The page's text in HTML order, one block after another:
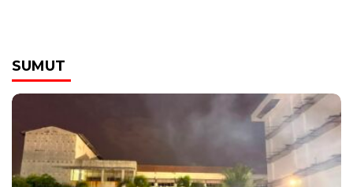
SUMUT